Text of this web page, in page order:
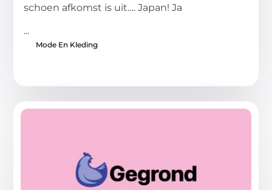
schoen afkomst is uit…. Japan! Ja
...
Mode En Kleding